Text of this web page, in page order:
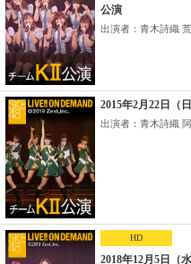
公演
出演者：青木詩織
2015年2月22日（
出演者：青木詩織
HD
2018年12月5日（